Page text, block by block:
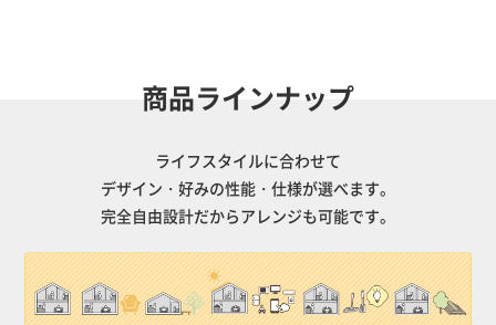
商品ラインナップ
ライフスタイルに合わせて
デザイン・好みの性能・仕様が選べます。
完全自由設計だからアレンジも可能です。